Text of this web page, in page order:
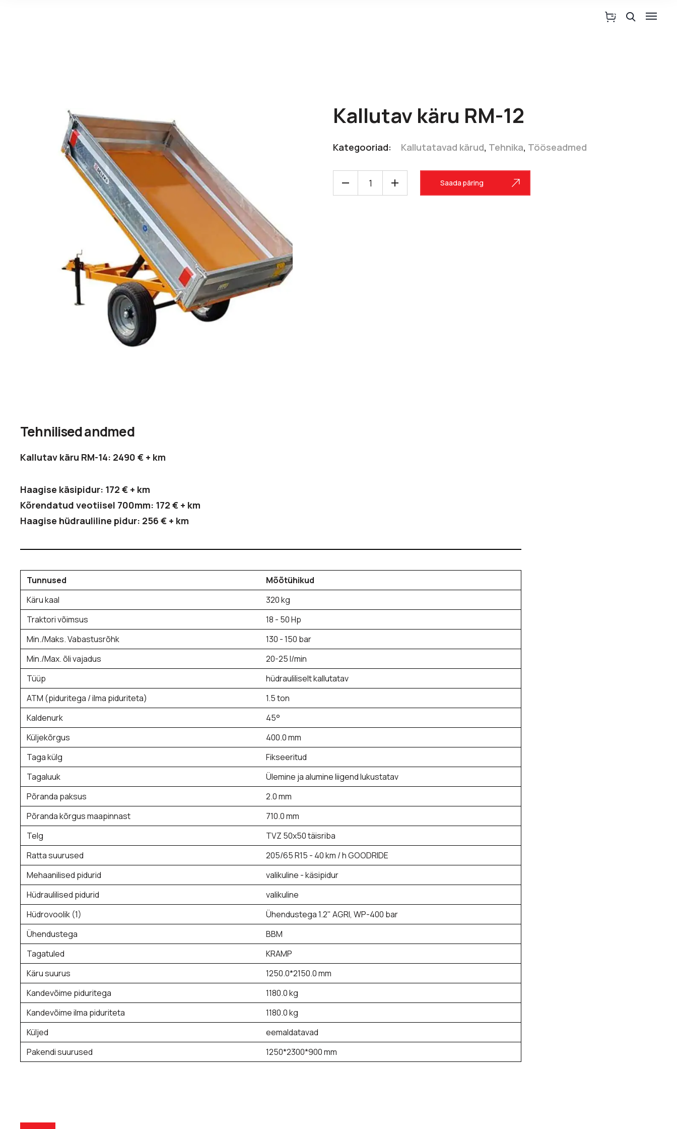
Kallutav käru RM-12
Kategooriad: Kallutatavad kärud, Tehnika, Tööseadmed
Saada päring
Tehnilised andmed
Kallutav käru RM-14: 2490 € + km
Haagise käsipidur: 172 € + km
Kõrendatud veotiisel 700mm: 172 € + km
Haagise hüdrauliline pidur: 256 € + km
Tunnused
Mõõtühikud
Käru kaal
320 kg
Traktori võimsus
18 - 50 Hp
Min./Maks. Vabastusrõhk
130 - 150 bar
Min./Max. õli vajadus
20-25 l/min
Tüüp
hüdrauliliselt kallutatav
ATM (piduritega / ilma piduriteta)
1.5 ton
Kaldenurk
45°
Küljekõrgus
400.0 mm
Taga külg
Fikseeritud
Tagaluuk
Ülemine ja alumine liigend lukustatav
Põranda paksus
2.0 mm
Põranda kõrgus maapinnast
710.0 mm
Telg
TVZ 50x50 täisriba
Ratta suurused
205/65 R15 - 40 km / h GOODRIDE
Mehaanilised pidurid
valikuline - käsipidur
Hüdraulilised pidurid
valikuline
Hüdrovoolik (1)
Ühendustega 1.2" AGRI, WP-400 bar
Ühendustega
BBM
Tagatuled
KRAMP
Käru suurus
1250.0*2150.0 mm
Kandevõime piduritega
1180.0 kg
Kandevõime ilma piduriteta
1180.0 kg
Küljed
eemaldatavad
Pakendi suurused
1250*2300*900 mm